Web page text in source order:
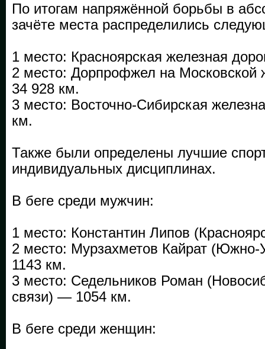
По итогам напряжённой борьбы в
зачёте места распределились
1 место: Красноярская железная
2 место: Дорпрофжел на Московской
34 928 км.
3 место: Восточно-Сибирская
км.
Также были определены лучшие
индивидуальных дисциплинах.
В беге среди мужчин:
1 место: Константин Липов
2 место: Мурзахметов Кайрат
1143 км.
3 место: Седельников Роман
связи) — 1054 км.
В беге среди женщин: